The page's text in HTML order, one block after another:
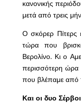
κανονικής
μετά από τρεις
Ο σκόρερ Πίτερς
τώρα που
Βερολίνο. Κι ο
περισσότερη ώρα
που βλέπαμε από
Και οι δυο